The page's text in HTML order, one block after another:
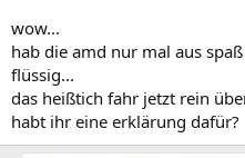
wow...
hab die amd nur mal aus
flüssig...
das heißtich fahr jetzt rein
habt ihr eine erklärung dafür?